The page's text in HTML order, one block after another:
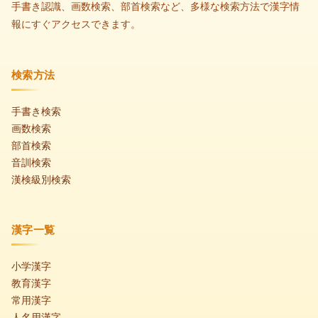
手書き認識、画数検索、部首検索など、多様な検索方法で漢字情
報にすぐアクセスできます。
検索方法
手書き検索
画数検索
部首検索
音訓検索
漢検級別検索
漢字一覧
小学漢字
教育漢字
常用漢字